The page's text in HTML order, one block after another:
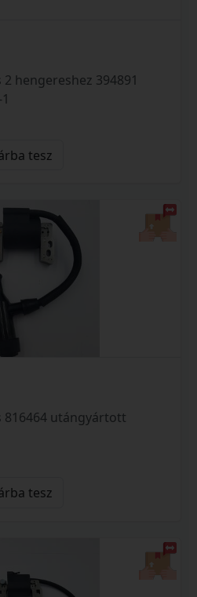
hengereshez 394891
tesz
816464 utángyártott
tesz